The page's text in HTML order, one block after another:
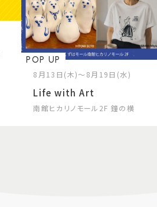
POP UP
8月13日(木)～8月19日(水)
Life with Art
南館ヒカリノモール2F 鐘の横